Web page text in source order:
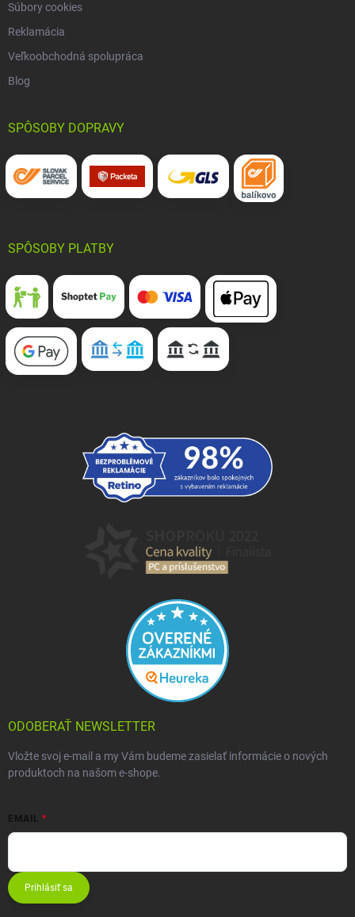
Súbory cookies
Reklamácia
Veľkoobchodná spolupráca
Blog
SPÔSOBY DOPRAVY
SPÔSOBY PLATBY
ODOBERAŤ NEWSLETTER
Vložte svoj e-mail a my Vám budeme zasielať informácie o nových
produktoch na našom e-shope.
EMAIL
Prihlásiť sa